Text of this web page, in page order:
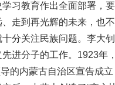
习教育作出全面部署，
走到再光辉的未来，也
分关注民族问题。李大
进分子的工作。1923年
的内蒙古自治区宣告成